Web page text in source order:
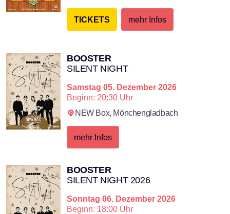
TICKETS mehr Infos
BOOSTER
SILENT NIGHT
Samstag 05. Dezember 2026
Beginn: 20:30 Uhr
NEW Box, Mönchengladbach
mehr Infos
BOOSTER
SILENT NIGHT 2026
Sonntag 06. Dezember 2026
Beginn: 18:00 Uhr